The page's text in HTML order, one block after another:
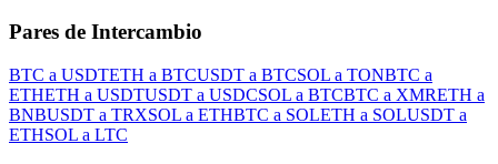
Pares de Intercambio
BTC a USDTETH a BTCUSDT a BTCSOL a TONBTC a
ETHETH a USDTUSDT a USDCSOL a BTCBTC a XMRETH a
BNBUSDT a TRXSOL a ETHBTC a SOLETH a SOLUSDT a
ETHSOL a LTC